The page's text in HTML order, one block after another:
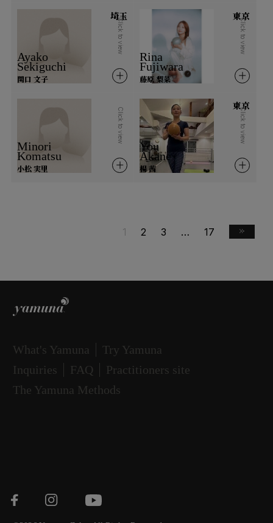
埼玉
Ayako
Sekiguchi
関口 文子
Click to view
東京
Rina
Fujiwara
藤原 梨菜
Click to view
Minori
Komatsu
小松 実里
Click to view
東京
You
Akane
楊 茜
Click to view
1 2 3 … 17
What's Yamuna
Try Yamuna
Inquiries
FAQ
Practitioners site
The Yamuna Methods